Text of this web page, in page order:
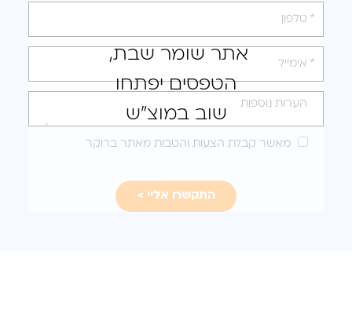
אתר שומר שבת,
הטפסים יפתחו
שוב במוצ"ש
את
טופס
לקבלת
הצעה
מותאמת
מאשר קבלת הצעות והטבות מאתר ברוקר